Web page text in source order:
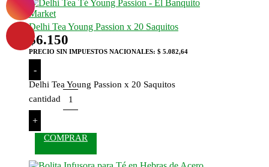
Delhi Tea Young Passion x 20 Saquitos
$6.150
PRECIO SIN IMPUESTOS NACIONALES: $ 5.082,64
-
Delhi Tea Young Passion x 20 Saquitos
cantidad
+
COMPRAR